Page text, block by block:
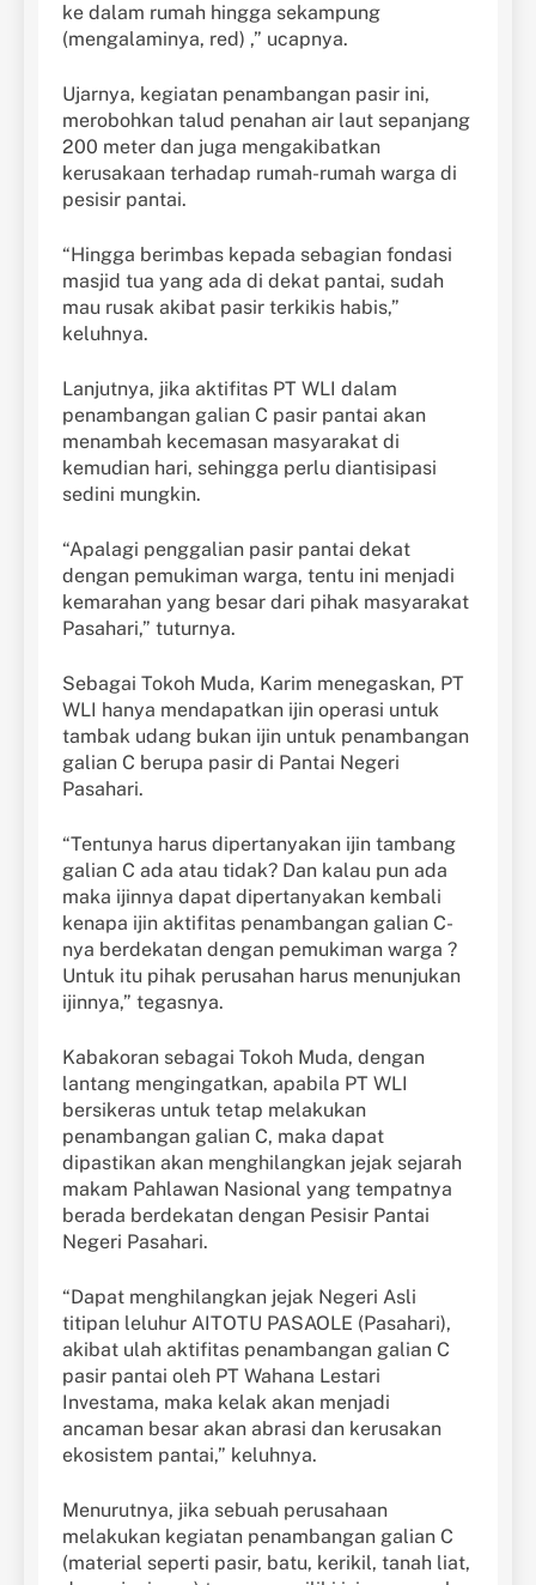
ke dalam rumah hingga sekampung
(mengalaminya, red) ,” ucapnya.
Ujarnya, kegiatan penambangan pasir ini,
merobohkan talud penahan air laut sepanjang
200 meter dan juga mengakibatkan
kerusakaan terhadap rumah-rumah warga di
pesisir pantai.
“Hingga berimbas kepada sebagian fondasi
masjid tua yang ada di dekat pantai, sudah
mau rusak akibat pasir terkikis habis,”
keluhnya.
Lanjutnya, jika aktifitas PT WLI dalam
penambangan galian C pasir pantai akan
menambah kecemasan masyarakat di
kemudian hari, sehingga perlu diantisipasi
sedini mungkin.
“Apalagi penggalian pasir pantai dekat
dengan pemukiman warga, tentu ini menjadi
kemarahan yang besar dari pihak masyarakat
Pasahari,” tuturnya.
Sebagai Tokoh Muda, Karim menegaskan, PT
WLI hanya mendapatkan ijin operasi untuk
tambak udang bukan ijin untuk penambangan
galian C berupa pasir di Pantai Negeri
Pasahari.
“Tentunya harus dipertanyakan ijin tambang
galian C ada atau tidak? Dan kalau pun ada
maka ijinnya dapat dipertanyakan kembali
kenapa ijin aktifitas penambangan galian C-
nya berdekatan dengan pemukiman warga ?
Untuk itu pihak perusahan harus menunjukan
ijinnya,” tegasnya.
Kabakoran sebagai Tokoh Muda, dengan
lantang mengingatkan, apabila PT WLI
bersikeras untuk tetap melakukan
penambangan galian C, maka dapat
dipastikan akan menghilangkan jejak sejarah
makam Pahlawan Nasional yang tempatnya
berada berdekatan dengan Pesisir Pantai
Negeri Pasahari.
“Dapat menghilangkan jejak Negeri Asli
titipan leluhur AITOTU PASAOLE (Pasahari),
akibat ulah aktifitas penambangan galian C
pasir pantai oleh PT Wahana Lestari
Investama, maka kelak akan menjadi
ancaman besar akan abrasi dan kerusakan
ekosistem pantai,” keluhnya.
Menurutnya, jika sebuah perusahaan
melakukan kegiatan penambangan galian C
(material seperti pasir, batu, kerikil, tanah liat,